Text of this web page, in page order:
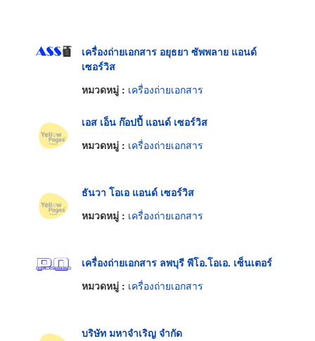
เครื่องถ่ายเอกสาร อยุธยา ซัพพลาย แอนด์
เซอร์วิส
หมวดหมู่ : เครื่องถ่ายเอกสาร
เอส เอ็น ก๊อปปี้ แอนด์ เซอร์วิส
หมวดหมู่ : เครื่องถ่ายเอกสาร
ธันวา โอเอ แอนด์ เซอร์วิส
หมวดหมู่ : เครื่องถ่ายเอกสาร
เครื่องถ่ายเอกสาร ลพบุรี พีโอ.โอเอ. เซ็นเตอร์
หมวดหมู่ : เครื่องถ่ายเอกสาร
บริษัท มหาจำเริญ จำกัด